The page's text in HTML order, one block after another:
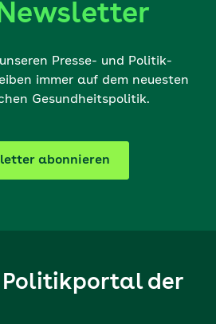
Presse- und Politik-
immer auf dem neuesten
Gesundheitspolitik.
abonnieren
Politikportal der